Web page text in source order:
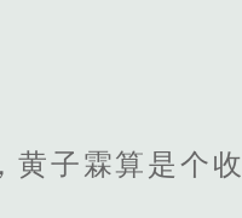
黄子霖算是个